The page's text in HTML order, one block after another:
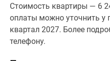
Стоимость квартиры — 6
оплаты можно уточнить у
квартал 2027. Более
телефону.